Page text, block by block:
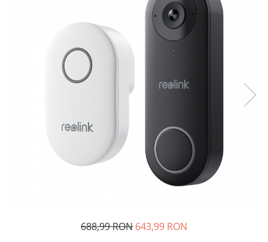
Sisteme de control al mașinilor
688,99 RON 643,99 RON